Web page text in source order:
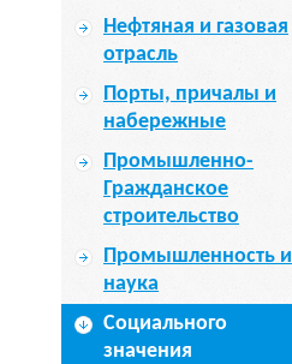
Нефтяная и газовая
отрасль
Порты, причалы и
набережные
Промышленно-
Гражданское
строительство
Промышленность и
наука
Социального
значения